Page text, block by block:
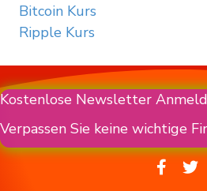
Bitcoin Kurs
Ripple Kurs
Kostenlose Newsletter
Verpassen Sie keine wichtige